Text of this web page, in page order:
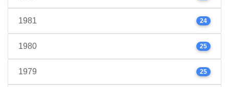
1981 24
1980 25
1979 25